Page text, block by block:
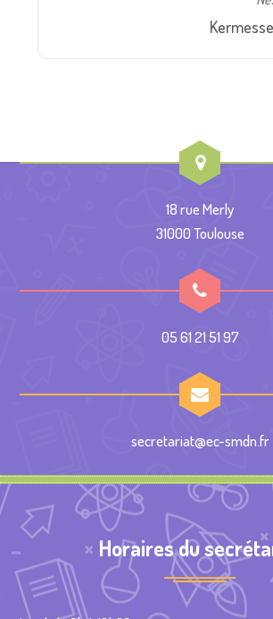
18 rue Merly
31000 Toulouse
05 61 21 51 97
secretariat@ec-smdn.fr
Horaires du